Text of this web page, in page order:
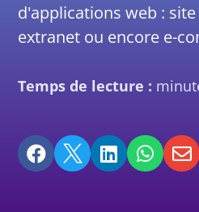
d'applications web :
extranet ou encore e-
Temps de lecture :
    